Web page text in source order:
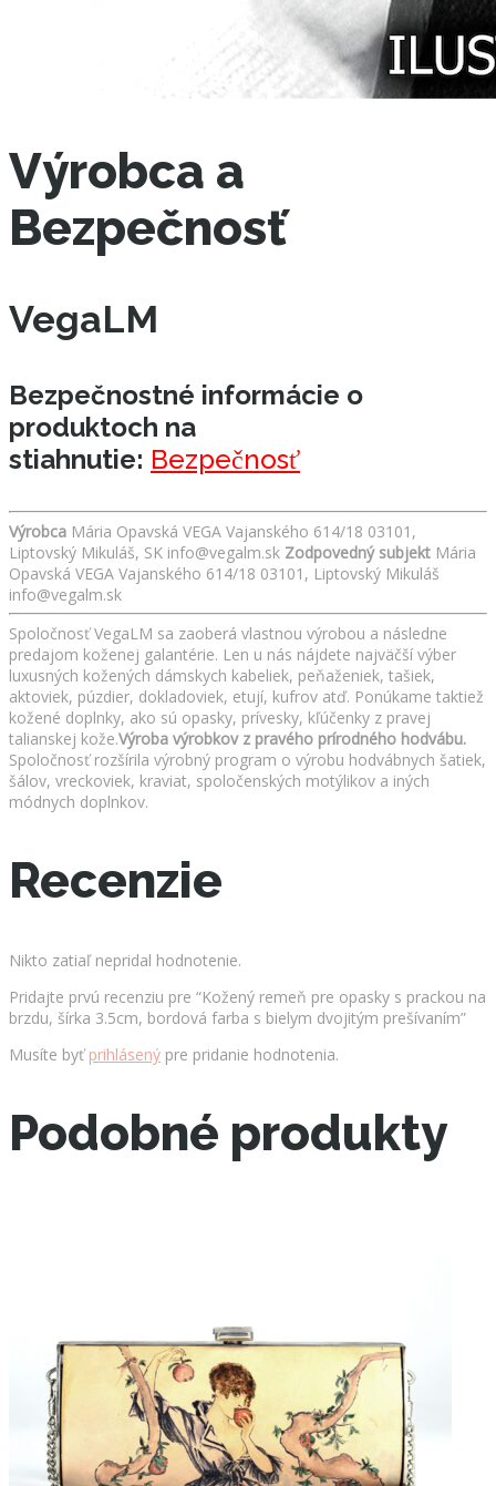
Výrobca a
Bezpečnosť
VegaLM
Bezpečnostné informácie o
produktoch na
stiahnutie: Bezpečnosť
Výrobca Mária Opavská VEGA Vajanského 614/18 03101,
Liptovský Mikuláš, SK info@vegalm.sk Zodpovedný subjekt Mária
Opavská VEGA Vajanského 614/18 03101, Liptovský Mikuláš
info@vegalm.sk
Spoločnosť VegaLM sa zaoberá vlastnou výrobou a následne
predajom koženej galantérie. Len u nás nájdete najväčší výber
luxusných kožených dámskych kabeliek, peňaženiek, tašiek,
aktoviek, púzdier, dokladoviek, etují, kufrov atď. Ponúkame taktiež
kožené doplnky, ako sú opasky, prívesky, kľúčenky z pravej
talianskej kože.Výroba výrobkov z pravého prírodného hodvábu.
Spoločnosť rozšírila výrobný program o výrobu hodvábnych šatiek,
šálov, vreckoviek, kraviat, spoločenských motýlikov a iných
módnych doplnkov.
Recenzie
Nikto zatiaľ nepridal hodnotenie.
Pridajte prvú recenziu pre “Kožený remeň pre opasky s prackou na
brzdu, šírka 3.5cm, bordová farba s bielym dvojitým prešívaním”
Musíte byť prihlásený pre pridanie hodnotenia.
Podobné produkty